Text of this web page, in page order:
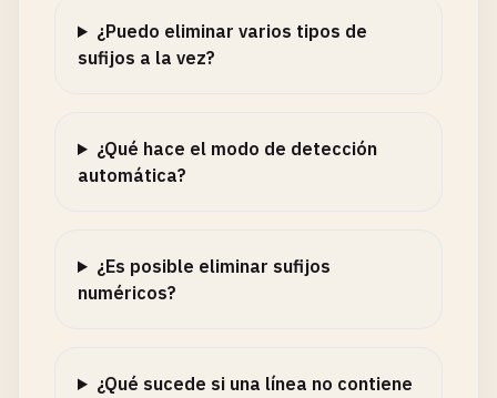
¿Puedo eliminar varios tipos de
sufijos a la vez?
¿Qué hace el modo de detección
automática?
¿Es posible eliminar sufijos
numéricos?
¿Qué sucede si una línea no contiene